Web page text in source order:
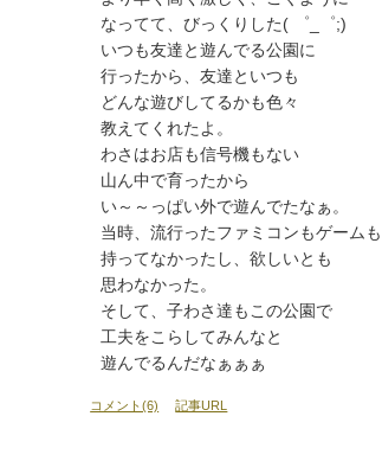
なってて、びっくりした( ゜_゜;)
いつも友達と遊んでる公園に
行ったから、友達といつも
どんな遊びしてるかも色々
教えてくれたよ。
わさはお店も信号機もない
山ん中で育ったから
い～～っぱい外で遊んでたなぁ。
当時、流行ったファミコンもゲームも
持ってなかったし、欲しいとも
思わなかった。
そして、子わさ達もこの公園で
工夫をこらしてみんなと
遊んでるんだなぁぁぁ
コメント(6) 記事URL